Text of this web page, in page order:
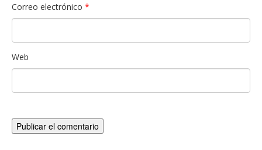
Correo electrónico *
Web